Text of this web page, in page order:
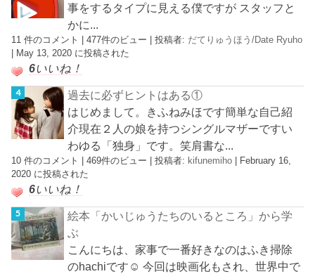
事をするタイプに見える僕ですが スタッフと
かに...
11 件のコメント |477件のビュー |投稿者: だてりゅうほう/Date Ryuho
| May 13, 2020 に投稿された
6いいね！
過去に必ずヒントはある①
はじめまして。きふねみほです簡単な自己紹
介現在２人の娘を持つシングルマザーですい
わゆる「独身」です。笑肩書な...
10 件のコメント |469件のビュー |投稿者: kifunemiho
February 16,
2020 に投稿された
6いいね！
絵本「かいじゅうたちのいるところ」から学
ぶ
こんにちは、家事で一番好きなのはふき掃除
のhachiです☺︎ 今回は映画化もされ、世界中で